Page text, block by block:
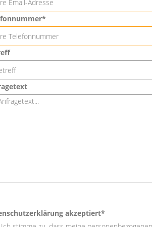
akzeptiert*